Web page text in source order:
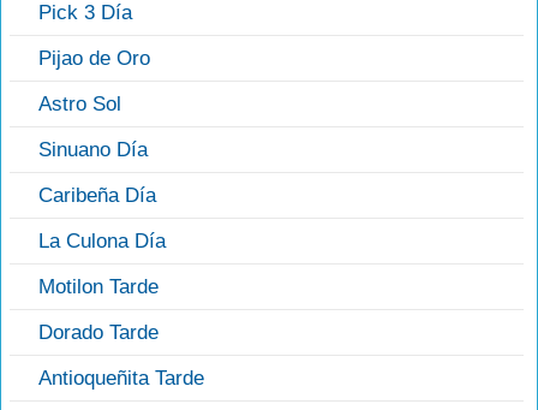
Pick 3 Día
Pijao de Oro
Astro Sol
Sinuano Día
Caribeña Día
La Culona Día
Motilon Tarde
Dorado Tarde
Antioqueñita Tarde